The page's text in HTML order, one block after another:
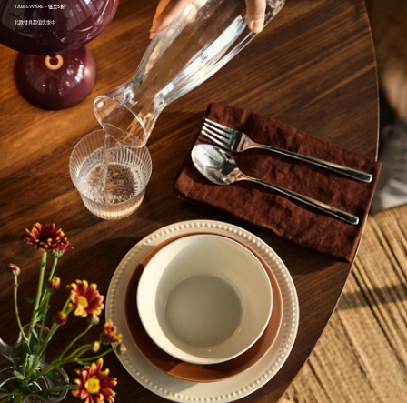
TABLEWARE -低至5折*
北欧餐具超值优惠中